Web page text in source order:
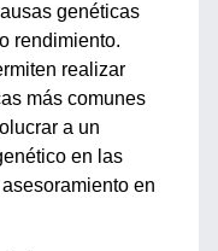
genéticas
rendimiento.
realizar
más comunes
a un
en las
en